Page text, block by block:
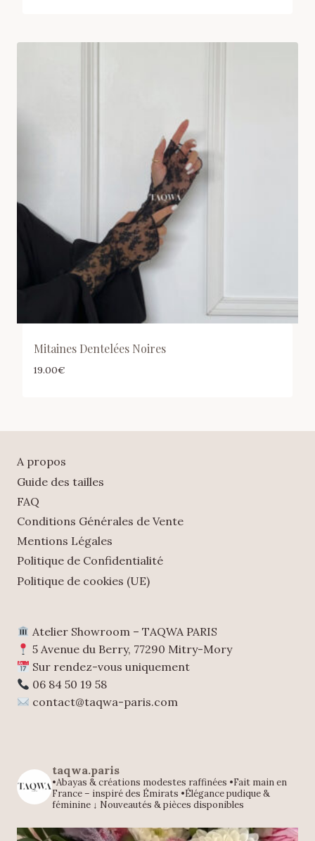
Mitaines Dentelées Noires
19.00€
A propos
Guide des tailles
FAQ
Conditions Générales de Vente
Mentions Légales
Politique de Confidentialité
Politique de cookies (UE)
Atelier Showroom – TAQWA PARIS
5 Avenue du Berry, 77290 Mitry-Mory
Sur rendez-vous uniquement
06 84 50 19 58
contact@taqwa-paris.com
taqwa.paris
•Abayas & créations modestes raffinées •Fait main en
France – inspiré des Émirats •Élégance pudique &
féminine ↓ Nouveautés & pièces disponibles